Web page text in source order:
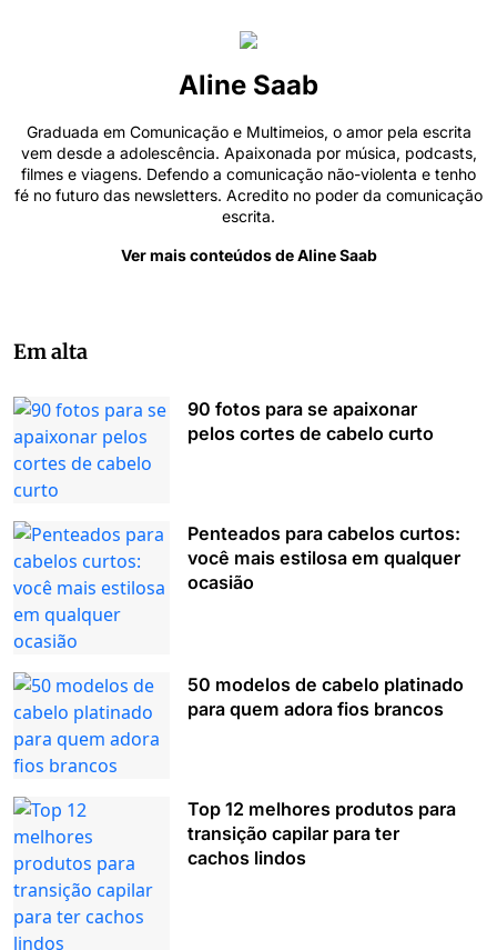
Aline Saab
Graduada em Comunicação e Multimeios, o amor pela escrita
vem desde a adolescência. Apaixonada por música, podcasts,
filmes e viagens. Defendo a comunicação não-violenta e tenho
fé no futuro das newsletters. Acredito no poder da comunicação
escrita.
Ver mais conteúdos de Aline Saab
Em alta
90 fotos para se apaixonar
pelos cortes de cabelo curto
Penteados para cabelos curtos:
você mais estilosa em qualquer
ocasião
50 modelos de cabelo platinado
para quem adora fios brancos
Top 12 melhores produtos para
transição capilar para ter
cachos lindos